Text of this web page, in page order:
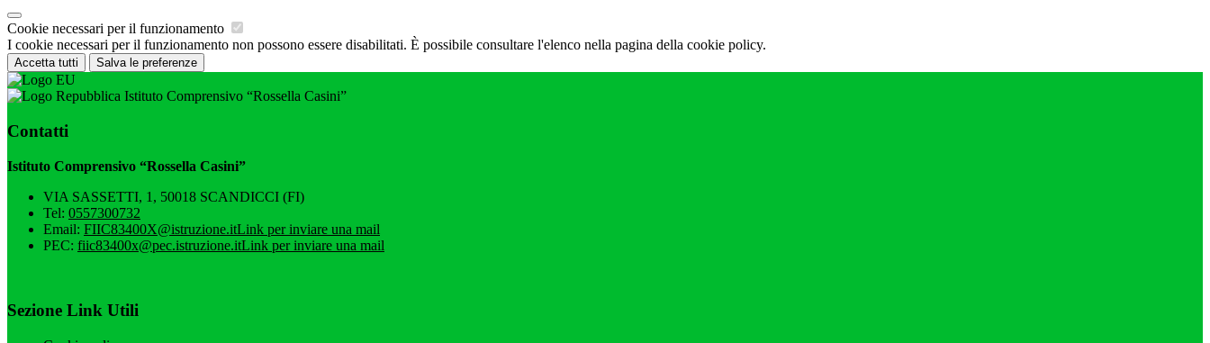
Cookie necessari per il funzionamento
I cookie necessari per il funzionamento non possono essere disabilitati. È possibile consultare l'elenco nella pagina della cookie policy.
Accetta tutti Salva le preferenze
Istituto Comprensivo “Rossella Casini”
Contatti
Istituto Comprensivo “Rossella Casini”
VIA SASSETTI, 1, 50018 SCANDICCI (FI)
Tel: 0557300732
Email: FIIC83400X@istruzione.itLink per inviare una mail
PEC: fiic83400x@pec.istruzione.itLink per inviare una mail
Sezione Link Utili